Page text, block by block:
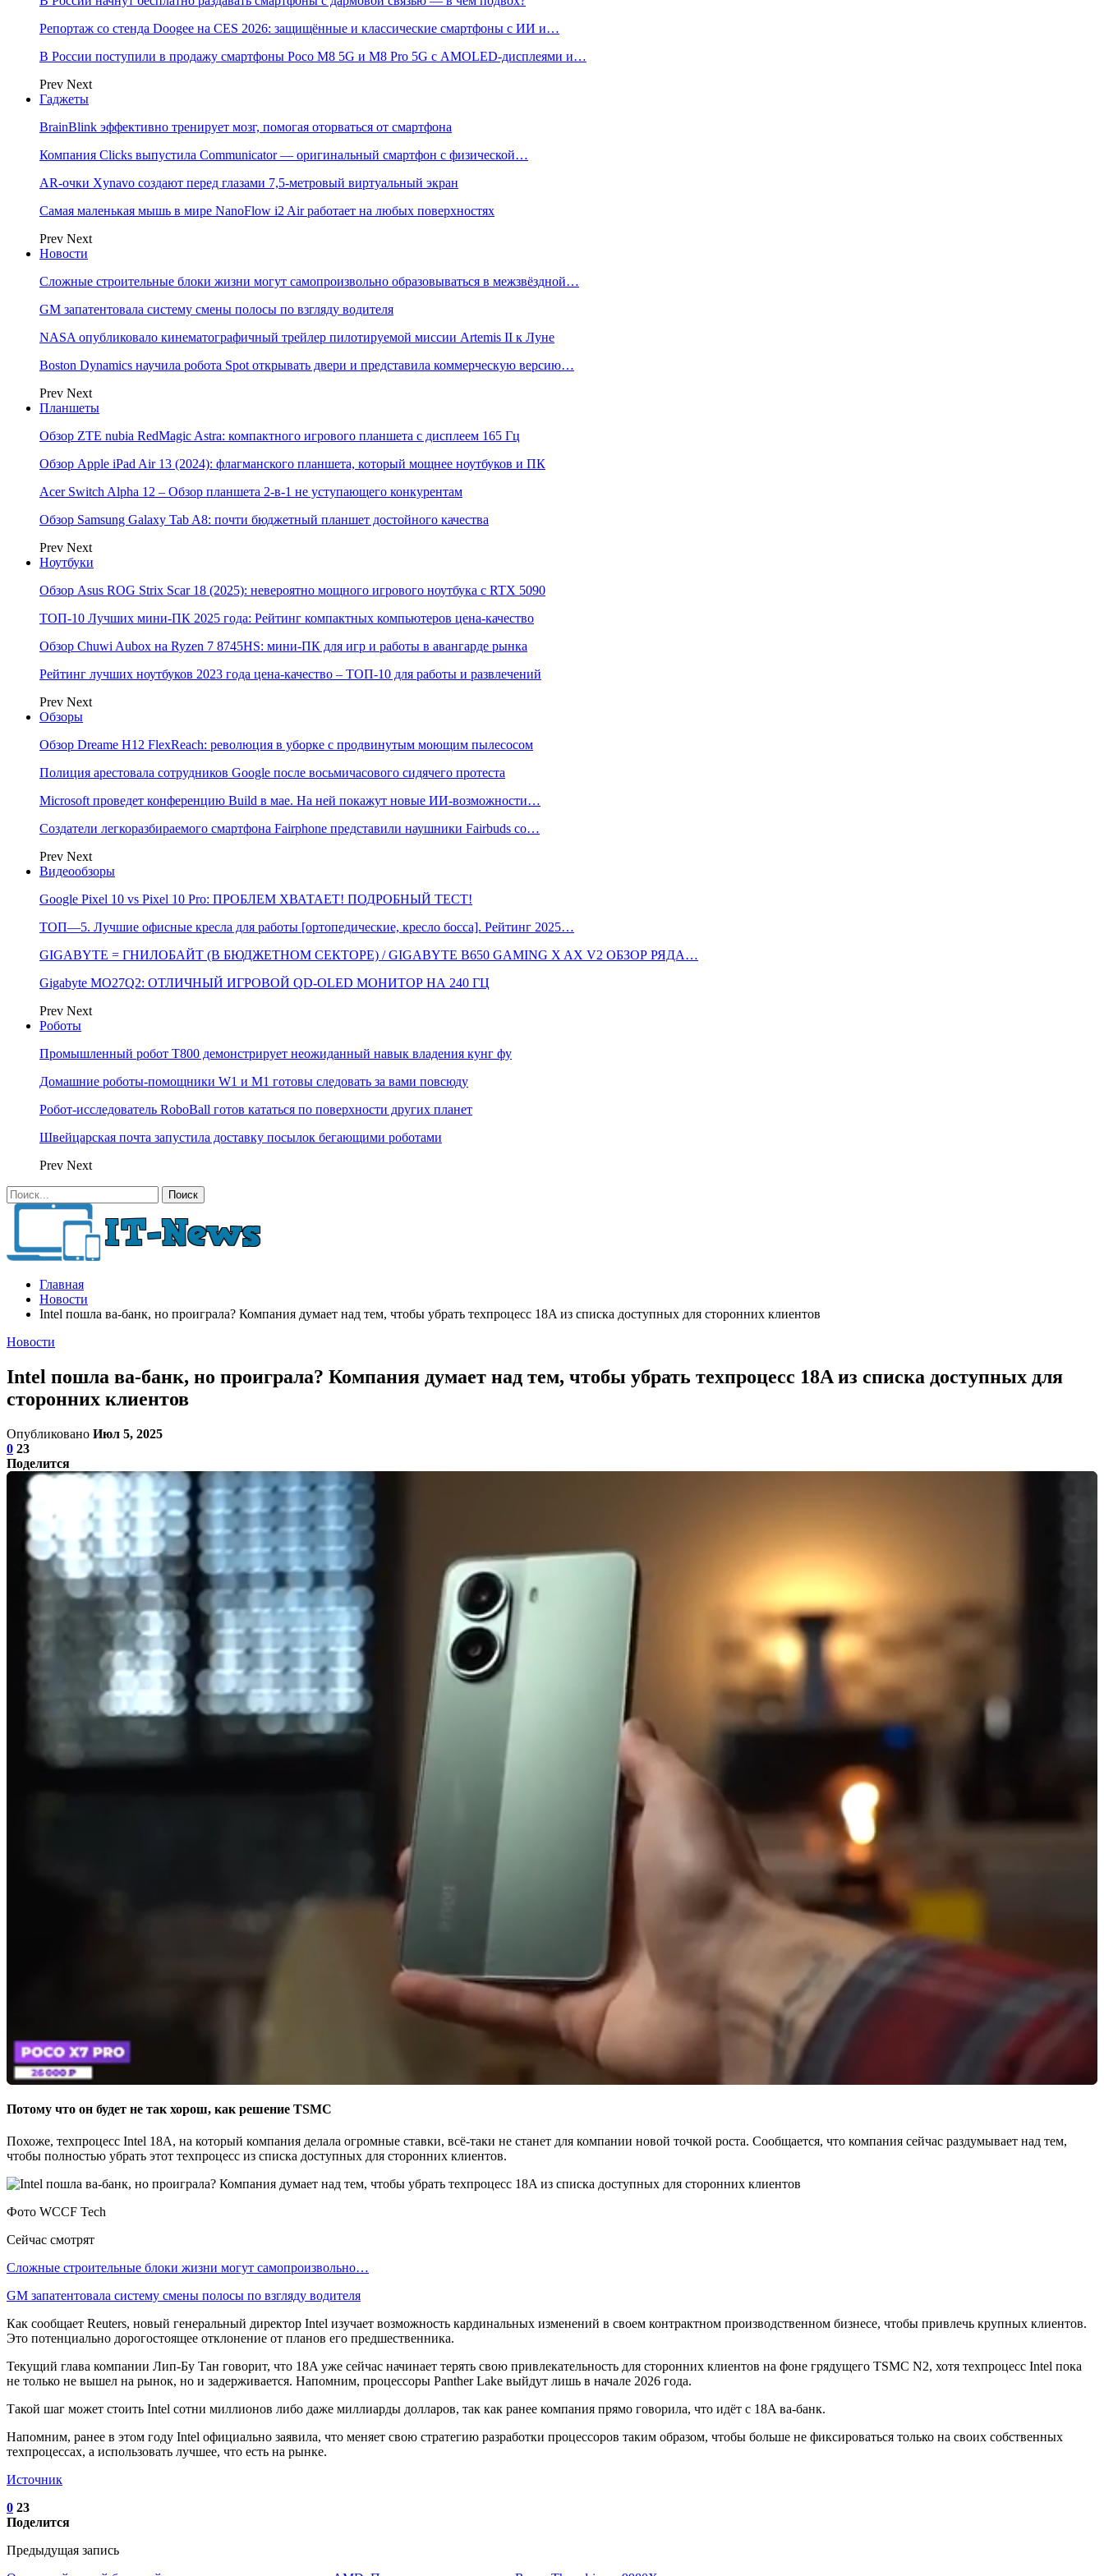
Репортаж со стенда Doogee на CES 2026: защищённые и классические смартфоны с ИИ и…
В России поступили в продажу смартфоны Poco M8 5G и M8 Pro 5G с AMOLED-дисплеями и…
Prev Next
Гаджеты
BrainBlink эффективно тренирует мозг, помогая оторваться от смартфона
Компания Clicks выпустила Communicator — оригинальный смартфон с физической…
AR-очки Xynavo создают перед глазами 7,5-метровый виртуальный экран
Самая маленькая мышь в мире NanoFlow i2 Air работает на любых поверхностях
Prev Next
Новости
Сложные строительные блоки жизни могут самопроизвольно образовываться в межзвёздной…
GM запатентовала систему смены полосы по взгляду водителя
NASA опубликовало кинематографичный трейлер пилотируемой миссии Artemis II к Луне
Boston Dynamics научила робота Spot открывать двери и представила коммерческую версию…
Prev Next
Планшеты
Обзор ZTE nubia RedMagic Astra: компактного игрового планшета с дисплеем 165 Гц
Обзор Apple iPad Air 13 (2024): флагманского планшета, который мощнее ноутбуков и ПК
Acer Switch Alpha 12 – Обзор планшета 2-в-1 не уступающего конкурентам
Обзор Samsung Galaxy Tab A8: почти бюджетный планшет достойного качества
Prev Next
Ноутбуки
Обзор Asus ROG Strix Scar 18 (2025): невероятно мощного игрового ноутбука с RTX 5090
ТОП-10 Лучших мини-ПК 2025 года: Рейтинг компактных компьютеров цена-качество
Обзор Chuwi Aubox на Ryzen 7 8745HS: мини-ПК для игр и работы в авангарде рынка
Рейтинг лучших ноутбуков 2023 года цена-качество – ТОП-10 для работы и развлечений
Prev Next
Обзоры
Обзор Dreame H12 FlexReach: революция в уборке с продвинутым моющим пылесосом
Полиция арестовала сотрудников Google после восьмичасового сидячего протеста
Microsoft проведет конференцию Build в мае. На ней покажут новые ИИ-возможности…
Создатели легкоразбираемого смартфона Fairphone представили наушники Fairbuds со…
Prev Next
Видеообзоры
Google Pixel 10 vs Pixel 10 Pro: ПРОБЛЕМ ХВАТАЕТ! ПОДРОБНЫЙ ТЕСТ!
ТОП—5. Лучшие офисные кресла для работы [ортопедические, кресло босса]. Рейтинг 2025…
GIGABYTE = ГНИЛОБАЙТ (В БЮДЖЕТНОМ СЕКТОРЕ) / GIGABYTE B650 GAMING X AX V2 ОБЗОР РЯДА…
Gigabyte MO27Q2: ОТЛИЧНЫЙ ИГРОВОЙ QD-OLED МОНИТОР НА 240 ГЦ
Prev Next
Роботы
Промышленный робот Т800 демонстрирует неожиданный навык владения кунг фу
Домашние роботы-помощники W1 и M1 готовы следовать за вами повсюду
Робот-исследователь RoboBall готов кататься по поверхности других планет
Швейцарская почта запустила доставку посылок бегающими роботами
Prev Next
Главная
Новости
Intel пошла ва-банк, но проиграла? Компания думает над тем, чтобы убрать техпроцесс 18A из списка доступных для сторонних клиентов
Новости
Intel пошла ва-банк, но проиграла? Компания думает над тем, чтобы убрать техпроцесс 18A из списка доступных для
сторонних клиентов
Опубликовано Июл 5, 2025
0 23
Поделится
Потому что он будет не так хорош, как решение TSMC
Похоже, техпроцесс Intel 18A, на который компания делала огромные ставки, всё-таки не станет для компании новой точкой роста. Сообщается, что компания сейчас раздумывает над тем,
чтобы полностью убрать этот техпроцесс из списка доступных для сторонних клиентов.
Фото WCCF Tech
Сейчас смотрят
Сложные строительные блоки жизни могут самопроизвольно…
GM запатентовала систему смены полосы по взгляду водителя
Как сообщает Reuters, новый генеральный директор Intel изучает возможность кардинальных изменений в своем контрактном производственном бизнесе, чтобы привлечь крупных клиентов.
Это потенциально дорогостоящее отклонение от планов его предшественника.
Текущий глава компании Лип-Бу Тан говорит, что 18A уже сейчас начинает терять свою привлекательность для сторонних клиентов на фоне грядущего TSMC N2, хотя техпроцесс Intel пока
не только не вышел на рынок, но и задерживается. Напомним, процессоры Panther Lake выйдут лишь в начале 2026 года.
Такой шаг может стоить Intel сотни миллионов либо даже миллиарды долларов, так как ранее компания прямо говорила, что идёт с 18A ва-банк.
Напомним, ранее в этом году Intel официально заявила, что меняет свою стратегию разработки процессоров таким образом, чтобы больше не фиксироваться только на своих собственных
техпроцессах, а использовать лучшее, что есть на рынке.
Источник
0 23
Поделится
Предыдущая запись